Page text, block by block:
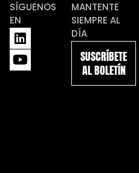
SÍGUENOS
EN
L
i
n
k
Y
o
u
t
MANTENTE
SIEMPRE AL
DÍA
SUSCRÍBETE
AL BOLETÍN